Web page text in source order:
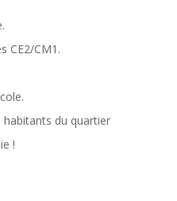
CE2/CM1.
du quartier
!